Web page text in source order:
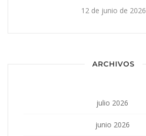
12 de junio de 2026
ARCHIVOS
julio 2026
junio 2026